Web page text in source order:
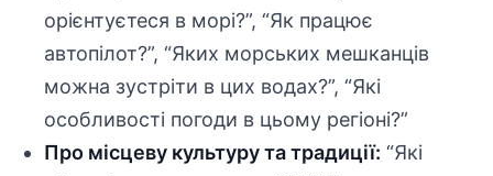
орієнтуєтеся в морі?”, “Як працює
автопілот?”, “Яких морських мешканців
можна зустріти в цих водах?”, “Які
особливості погоди в цьому регіоні?”
Про місцеву культуру та традиції: “Які